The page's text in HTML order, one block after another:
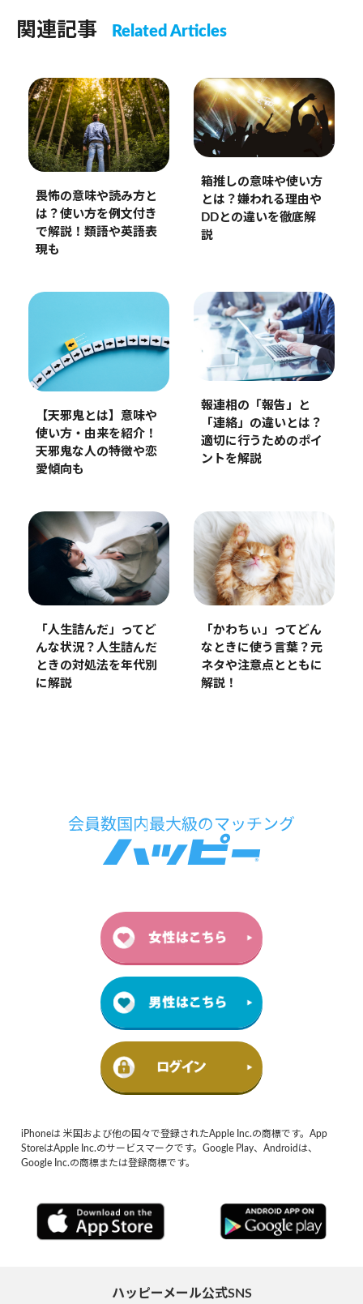
関連記事 Related Articles
畏怖の意味や読み方と
は？使い方を例文付き
で解説！類語や英語表
現も
箱推しの意味や使い方
とは？嫌われる理由や
DDとの違いを徹底解
説
【天邪鬼とは】意味や
使い方・由来を紹介！
天邪鬼な人の特徴や恋
愛傾向も
報連相の「報告」と
「連絡」の違いとは？
適切に行うためのポイ
ントを解説
「人生詰んだ」ってど
んな状況？人生詰んだ
ときの対処法を年代別
に解説
「かわちぃ」ってどん
なときに使う言葉？元
ネタや注意点とともに
解説！
iPhoneは 米国および他の国々で登録されたApple Inc.の商標です。App
StoreはApple Inc.のサービスマークです。Google Play、Androidは、
Google Inc.の商標または登録商標です。
ハッピーメール公式SNS